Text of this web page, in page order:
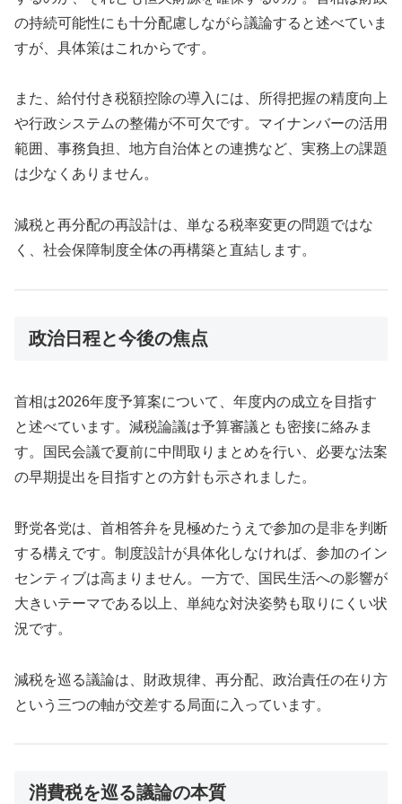
の持続可能性にも十分配慮しながら議論すると述べていま
すが、具体策はこれからです。
また、給付付き税額控除の導入には、所得把握の精度向上
や行政システムの整備が不可欠です。マイナンバーの活用
範囲、事務負担、地方自治体との連携など、実務上の課題
は少なくありません。
減税と再分配の再設計は、単なる税率変更の問題ではな
く、社会保障制度全体の再構築と直結します。
政治日程と今後の焦点
首相は2026年度予算案について、年度内の成立を目指す
と述べています。減税論議は予算審議とも密接に絡みま
す。国民会議で夏前に中間取りまとめを行い、必要な法案
の早期提出を目指すとの方針も示されました。
野党各党は、首相答弁を見極めたうえで参加の是非を判断
する構えです。制度設計が具体化しなければ、参加のイン
センティブは高まりません。一方で、国民生活への影響が
大きいテーマである以上、単純な対決姿勢も取りにくい状
況です。
減税を巡る議論は、財政規律、再分配、政治責任の在り方
という三つの軸が交差する局面に入っています。
消費税を巡る議論の本質